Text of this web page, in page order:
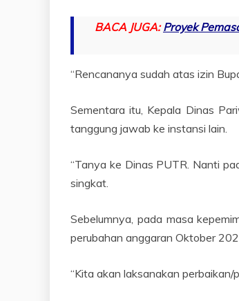
BACA JUGA:Proyek
“Rencananya sudah atas izin
Sementara itu, Kepala Dinas
tanggung jawab ke instansi lain.
“Tanya ke Dinas PUTR. Nanti
singkat.
Sebelumnya, pada masa
perubahan anggaran Oktober
“Kita akan laksanakan perbaikan/